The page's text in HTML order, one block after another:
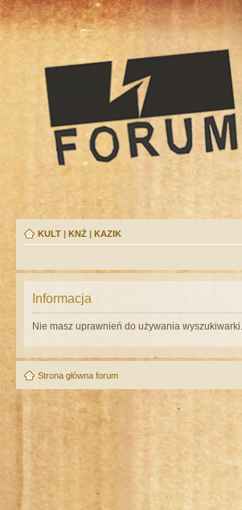
KULT | KNŻ | KAZIK
Informacja
Nie masz uprawnień do używania wyszukiwarki.
Strona główna forum